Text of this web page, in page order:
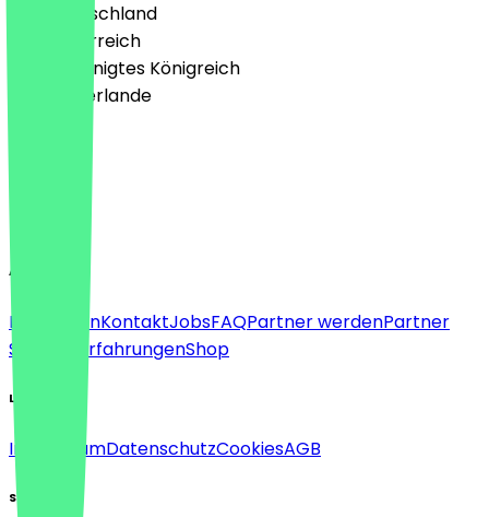
🇩🇪 Deutschland
🇦🇹 Österreich
🇬🇧 Vereinigtes Königreich
🇳🇱 Niederlande
Deutsch
English
About
Für FirmenKontaktJobsFAQPartner werdenPartner
Support
ErfahrungenShop
Legal
ImpressumDatenschutzCookiesAGB
Social